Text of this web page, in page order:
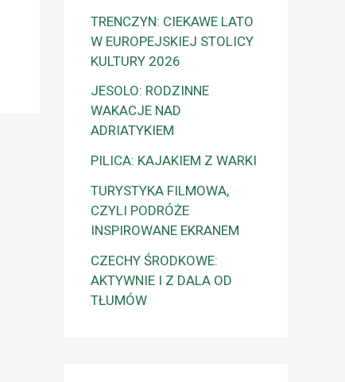
TRENCZYN: CIEKAWE LATO
W EUROPEJSKIEJ STOLICY
KULTURY 2026
JESOLO: RODZINNE
WAKACJE NAD
ADRIATYKIEM
PILICA: KAJAKIEM Z WARKI
TURYSTYKA FILMOWA,
CZYLI PODRÓŻE
INSPIROWANE EKRANEM
CZECHY ŚRODKOWE:
AKTYWNIE I Z DALA OD
TŁUMÓW